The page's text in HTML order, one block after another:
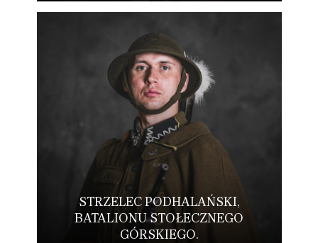
STRZELEC PODHALAŃSKI,
BATALIONU STOŁECZNEGO
GÓRSKIEGO.